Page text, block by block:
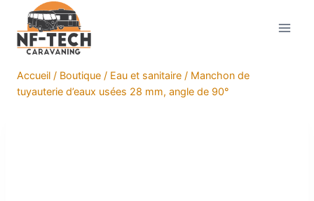
contenu
Accueil / Boutique / Eau et sanitaire / Manchon de
tuyauterie d’eaux usées 28 mm, angle de 90°